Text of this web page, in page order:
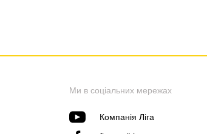
Ми в соціальних мережах
Компанія Ліга